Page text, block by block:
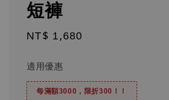
短褲
Regular
NT$ 1,680
適用優惠
每滿額3000，限折300！！